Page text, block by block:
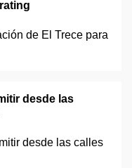
desde las